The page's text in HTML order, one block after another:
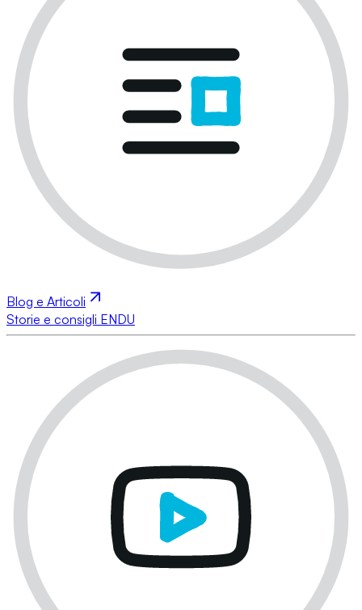
Blog e Articoli
Storie e consigli ENDU